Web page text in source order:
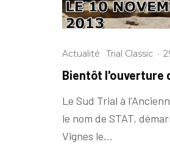
Actualité Trial Classic ·
Bientôt l'ouverture
Le Sud Trial à
le nom de STAT,
Vignes le...